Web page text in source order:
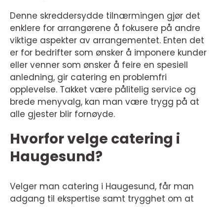
Denne skreddersydde tilnærmingen gjør det
enklere for arrangørene å fokusere på andre
viktige aspekter av arrangementet. Enten det
er for bedrifter som ønsker å imponere kunder
eller venner som ønsker å feire en spesiell
anledning, gir catering en problemfri
opplevelse. Takket være pålitelig service og
brede menyvalg, kan man være trygg på at
alle gjester blir fornøyde.
Hvorfor velge catering i
Haugesund?
Velger man catering i Haugesund, får man
adgang til ekspertise samt trygghet om at